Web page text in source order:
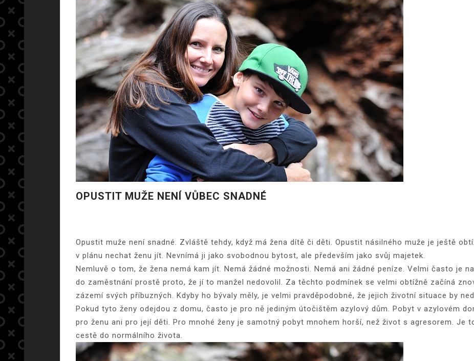
OPUSTIT MUŽE NENÍ VŮBEC SNADNÉ
Opustit muže není snadné. Zvláště tehdy, když má žena dítě či děti. Opustit násilného muže je ještě
v plánu nechat ženu jít. Nevnímá ji jako svobodnou bytost, ale především jako svůj majetek.
Nemluvě o tom, že žena nemá kam jít. Nemá žádné možnosti. Nemá ani žádné peníze. Velmi často je
do zaměstnání prostě proto, že jí to manžel nedovolil. Za těchto podmínek se velmi obtížně začíná
zázemí svých příbuzných. Kdyby ho bývaly měly, je velmi pravděpodobné, že jejich životní situace by
Pokud tyto ženy odejdou z domu, často je pro ně jediným útočištěm azylový dům. Pobyt v azylovém
pro ženu ani pro její děti. Pro mnohé ženy je samotný pobyt mnohem horší, než život s agresorem. Je
cestě do normálního života.